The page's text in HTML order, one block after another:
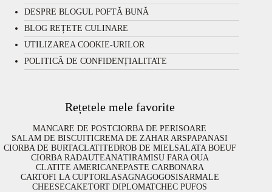
DESPRE BLOGUL POFTĂ BUNĂ
BLOG REȚETE CULINARE
UTILIZAREA COOKIE-URILOR
POLITICĂ DE CONFIDENȚIALITATE
Rețetele mele favorite
MANCARE DE POSTCIORBA DE PERISOARE
SALAM DE BISCUITICREMA DE ZAHAR ARSPAPANASI
CIORBA DE BURTACLATITEDROB DE MIELSALATA BOEUF
CIORBA RADAUTEANATIRAMISU FARA OUA
CLATITE AMERICANEPASTE CARBONARA
CARTOFI LA CUPTORLASAGNAGOGOSISARMALE
CHEESECAKETORT DIPLOMATCHEC PUFOS